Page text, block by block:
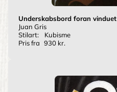
Underskabsbord foran vinduet
Juan Gris
Stilart:
Kubisme
Pris fra 930 kr.